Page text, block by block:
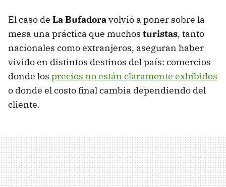
El caso de La Bufadoravolvió a poner sobre la
mesa una práctica que muchos turistas, tanto
nacionales como extranjeros, aseguran haber
vivido en distintos destinos del país: comercios
donde los precios no están claramente exhibidos
o donde el costo final cambia dependiendo del
cliente.